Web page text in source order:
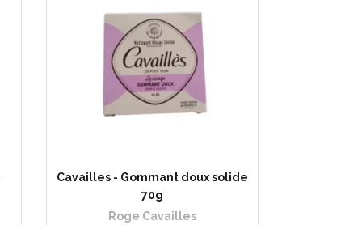
Cavailles - Gommant doux solide
70g
Roge Cavailles